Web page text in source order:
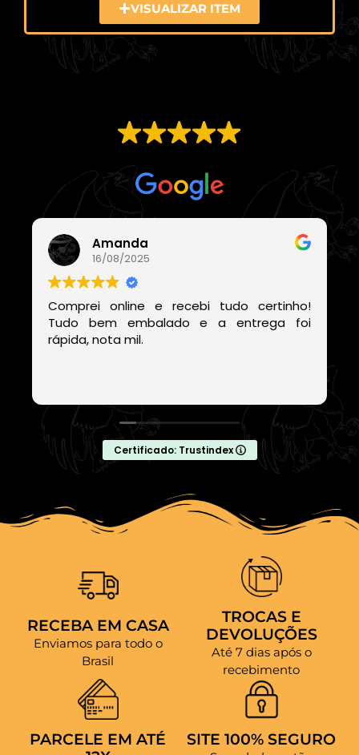
VISUALIZAR ITEM
Amanda
16/08/2025
Comprei online e recebi tudo certinho!
Tudo bem embalado e a entrega foi
rápida, nota mil.
Certificado: Trustindex
RECEBA EM CASA
Enviamos para todo o
Brasil
TROCAS E
DEVOLUÇÕES
Até 7 dias após o
recebimento
PARCELE EM ATÉ
SITE 100% SEGURO